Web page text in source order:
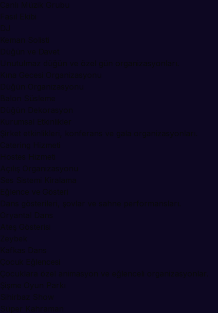
Canlı Müzik Grubu
Fasıl Ekibi
DJ
Keman Solisti
Düğün ve Davet
Unutulmaz düğün ve özel gün organizasyonları.
Kına Gecesi Organizasyonu
Düğün Organizasyonu
Balon Süsleme
Düğün Dekorasyon
Kurumsal Etkinlikler
Şirket etkinlikleri, konferans ve gala organizasyonları.
Catering Hizmeti
Hostes Hizmeti
Açılış Organizasyonu
Ses Sistemi Kiralama
Eğlence ve Gösteri
Dans gösterileri, şovlar ve sahne performansları.
Oryantal Dans
Ateş Gösterisi
Zeybek
Kafkas Dans
Çocuk Eğlencesi
Çocuklara özel animasyon ve eğlenceli organizasyonlar.
Şişme Oyun Parkı
Sihirbaz Show
Süper Kahraman